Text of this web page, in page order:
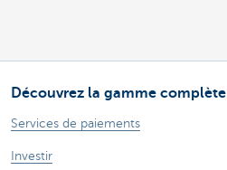
Découvrez la gamme complète
Services de paiements
Investir